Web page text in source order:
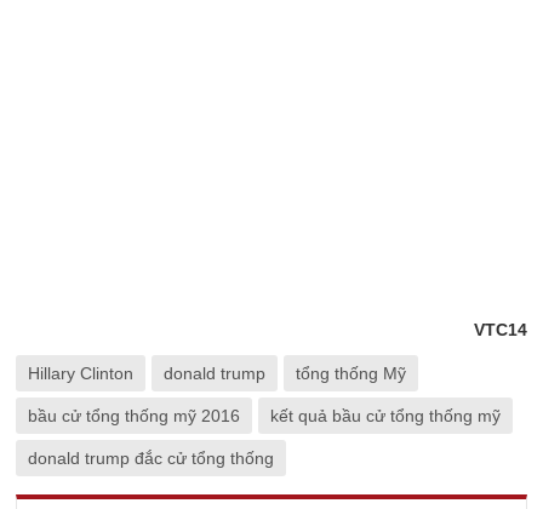
VTC14
Hillary Clinton donald trump tổng thống Mỹ
bầu cử tổng thống mỹ 2016 kết quả bầu cử tổng thống mỹ
donald trump đắc cử tổng thống